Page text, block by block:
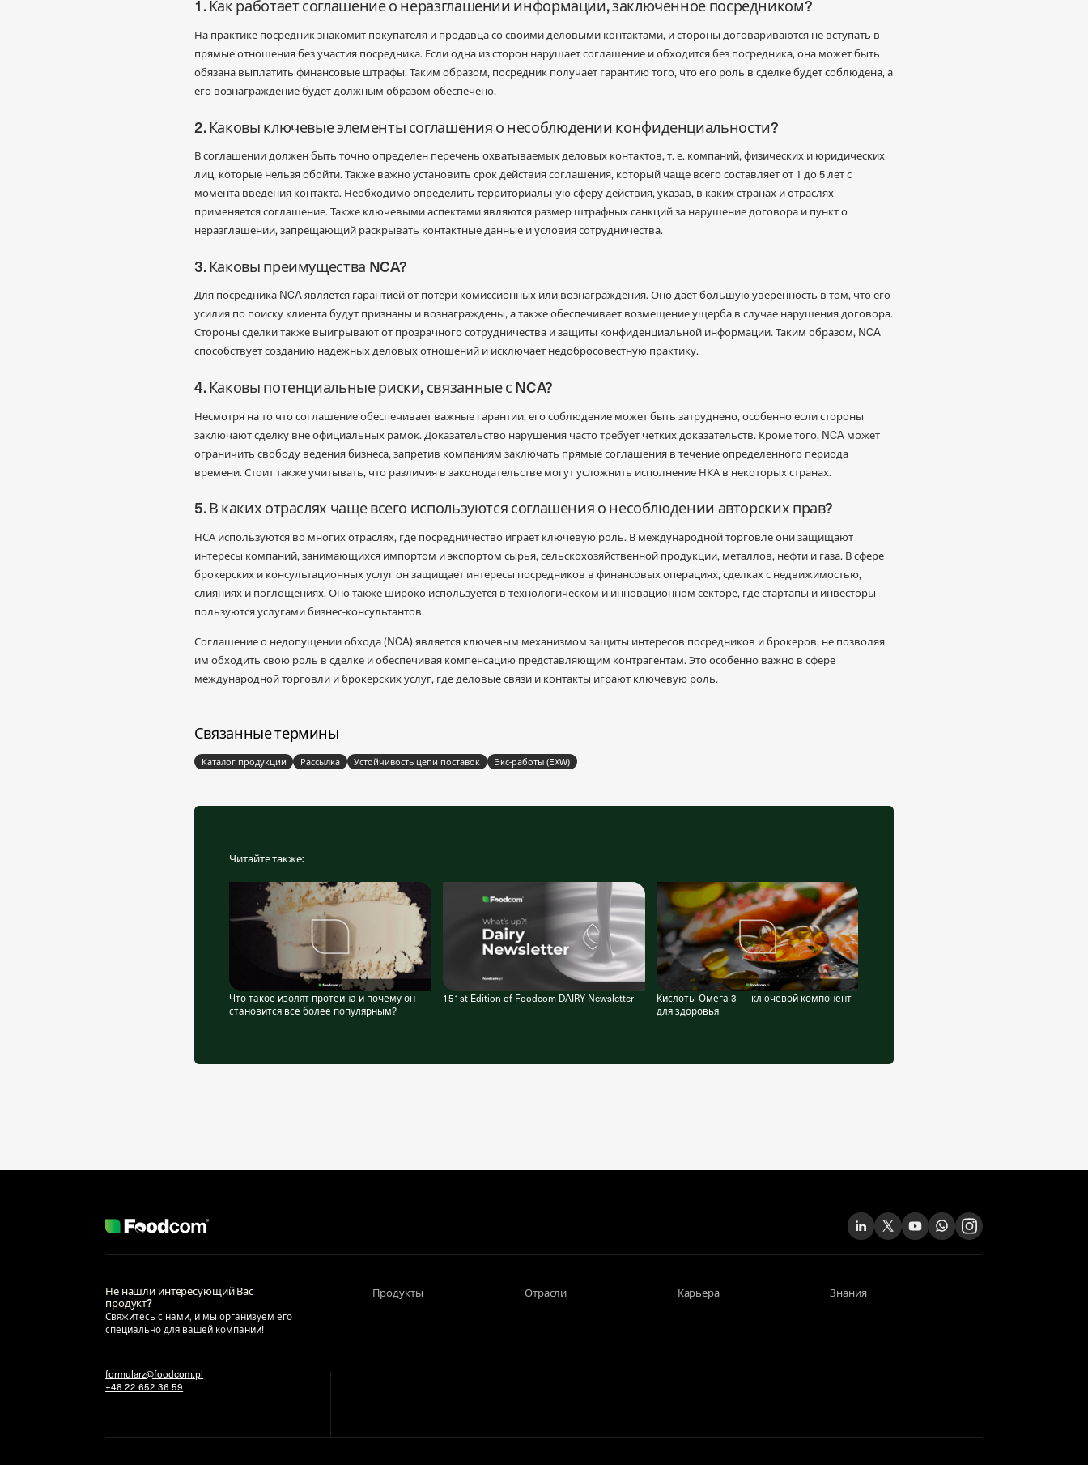
1. Как работает соглашение о неразглашении информации, заключенное посредником?
На практике посредник знакомит покупателя и продавца со своими деловыми контактами, и стороны договариваются не вступать в
прямые отношения без участия посредника. Если одна из сторон нарушает соглашение и обходится без посредника, она может быть
обязана выплатить финансовые штрафы. Таким образом, посредник получает гарантию того, что его роль в сделке будет соблюдена, а
его вознаграждение будет должным образом обеспечено.
2. Каковы ключевые элементы соглашения о несоблюдении конфиденциальности?
В соглашении должен быть точно определен перечень охватываемых деловых контактов, т. е. компаний, физических и юридических
лиц, которые нельзя обойти. Также важно установить срок действия соглашения, который чаще всего составляет от 1 до 5 лет с
момента введения контакта. Необходимо определить территориальную сферу действия, указав, в каких странах и отраслях
применяется соглашение. Также ключевыми аспектами являются размер штрафных санкций за нарушение договора и пункт о
неразглашении, запрещающий раскрывать контактные данные и условия сотрудничества.
3. Каковы преимущества NCA?
Для посредника NCA является гарантией от потери комиссионных или вознаграждения. Оно дает большую уверенность в том, что его
усилия по поиску клиента будут признаны и вознаграждены, а также обеспечивает возмещение ущерба в случае нарушения договора.
Стороны сделки также выигрывают от прозрачного сотрудничества и защиты конфиденциальной информации. Таким образом, NCA
способствует созданию надежных деловых отношений и исключает недобросовестную практику.
4. Каковы потенциальные риски, связанные с NCA?
Несмотря на то что соглашение обеспечивает важные гарантии, его соблюдение может быть затруднено, особенно если стороны
заключают сделку вне официальных рамок. Доказательство нарушения часто требует четких доказательств. Кроме того, NCA может
ограничить свободу ведения бизнеса, запретив компаниям заключать прямые соглашения в течение определенного периода
времени. Стоит также учитывать, что различия в законодательстве могут усложнить исполнение НКА в некоторых странах.
5. В каких отраслях чаще всего используются соглашения о несоблюдении авторских прав?
НСА используются во многих отраслях, где посредничество играет ключевую роль. В международной торговле они защищают
интересы компаний, занимающихся импортом и экспортом сырья, сельскохозяйственной продукции, металлов, нефти и газа. В сфере
брокерских и консультационных услуг он защищает интересы посредников в финансовых операциях, сделках с недвижимостью,
слияниях и поглощениях. Оно также широко используется в технологическом и инновационном секторе, где стартапы и инвесторы
пользуются услугами бизнес-консультантов.
Соглашение о недопущении обхода (NCA) является ключевым механизмом защиты интересов посредников и брокеров, не позволяя
им обходить свою роль в сделке и обеспечивая компенсацию представляющим контрагентам. Это особенно важно в сфере
международной торговли и брокерских услуг, где деловые связи и контакты играют ключевую роль.
Связанные термины
Каталог продукции Рассылка Устойчивость цепи поставок Экс-работы (EXW)
Читайте также:
Что такое изолят протеина и почему он
становится все более популярным?
151st Edition of Foodcom DAIRY Newsletter
Кислоты Омега-3 — ключевой компонент
для здоровья
Не нашли интересующий Вас
продукт?
Свяжитесь с нами, и мы организуем его
специально для вашей компании!
formularz@foodcom.pl
+48 22 652 36 59
Продукты Отрасли Карьера Знания